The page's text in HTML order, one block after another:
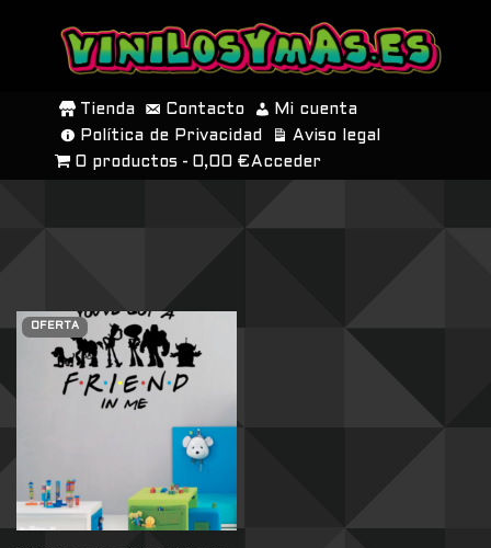
SALTAR
CONTENIDO
Tienda Contacto
Mi cuenta
Política de Privacidad
Aviso legal
0 productos
0,00 € Acceder
OFERTA